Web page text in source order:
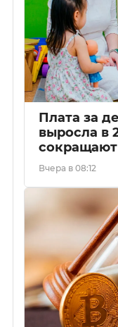
Плата за
выросла в
сокращают
Вчера в 08:12